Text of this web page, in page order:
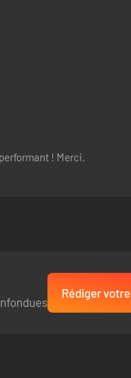
! Merci.
Rédiger